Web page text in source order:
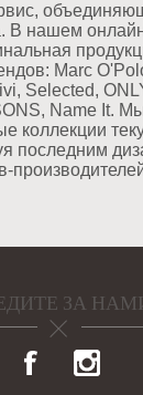
В нашем
Marc
Selected,
Name It.
коллекции
последним
ЗА